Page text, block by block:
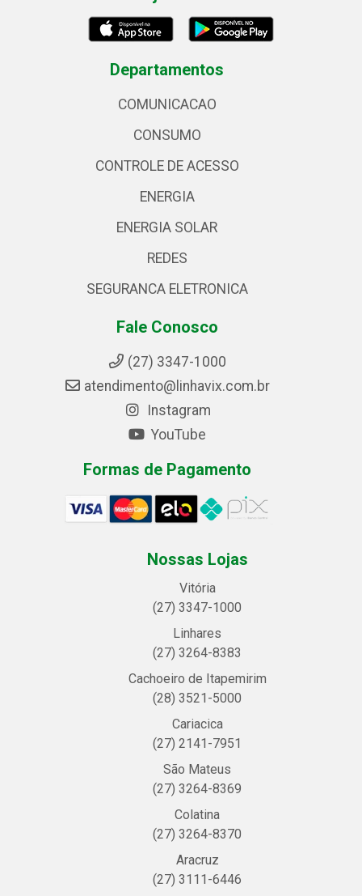
Departamentos
COMUNICACAO
CONSUMO
CONTROLE DE ACESSO
ENERGIA
ENERGIA SOLAR
REDES
SEGURANCA ELETRONICA
Fale Conosco
(27) 3347-1000
atendimento@linhavix.com.br
Instagram
YouTube
Formas de Pagamento
Nossas Lojas
Vitória
(27) 3347-1000
Linhares
(27) 3264-8383
Cachoeiro de Itapemirim
(28) 3521-5000
Cariacica
(27) 2141-7951
São Mateus
(27) 3264-8369
Colatina
(27) 3264-8370
Aracruz
(27) 3111-6446